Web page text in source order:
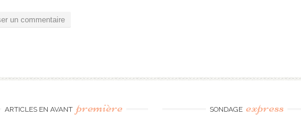
ARTICLES EN AVANT première SONDAGE express